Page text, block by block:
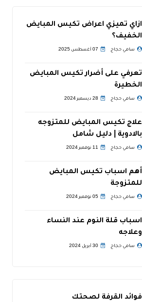
ازاي تميزي اعراض تكيس المبايض
الخفيف؟
سامي حجاج 07 أغسطس 2025
تعرفي على أضرار تكيس المبايض
الخطيرة
سامي حجاج 28 ديسمبر 2024
علاج تكيس المبايض للمتزوجه
بالادوية | دليل شامل
سامي حجاج 11 نوفمبر 2024
أهم اسباب تكيس المبايض
للمتزوجة
سامي حجاج 05 نوفمبر 2024
اسباب قلة النوم عند النساء
وعلاجه
سامي حجاج 30 أبريل 2024
فوائد القرفة لصحتك